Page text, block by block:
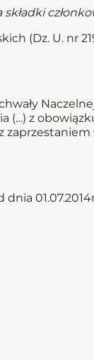
(Dz. U. nr
(…) z